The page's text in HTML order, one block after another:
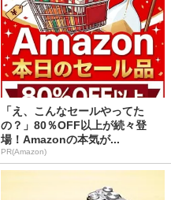
「え、こんなセールやってた
の？」80％OFF以上が続々登
場！Amazonの本気が...
PR(Amazon)